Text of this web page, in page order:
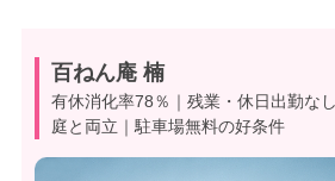
百ねん庵 楠
有休消化率78％｜残業・休日出勤な
庭と両立｜駐車場無料の好条件